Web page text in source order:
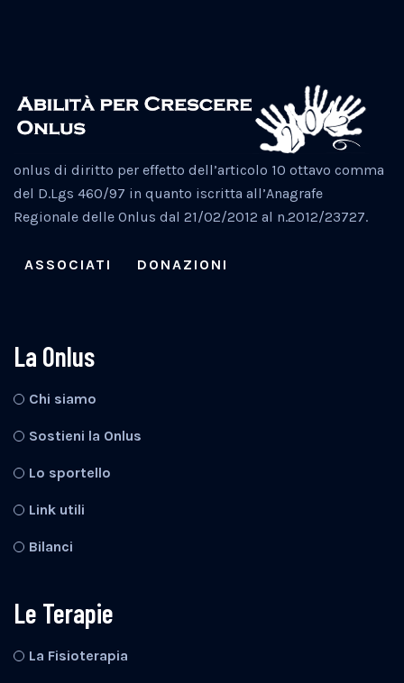
onlus di diritto per effetto dell’articolo 10 ottavo comma
del D.Lgs 460/97 in quanto iscritta all’Anagrafe
Regionale delle Onlus dal 21/02/2012 al n.2012/23727.
ASSOCIATI DONAZIONI
La Onlus
Chi siamo
Sostieni la Onlus
Lo sportello
Link utili
Bilanci
Le Terapie
La Fisioterapia